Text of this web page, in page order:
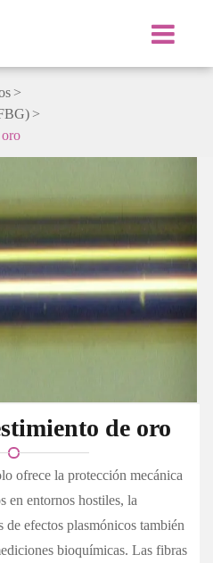
de oro
ofrece la protección mecánica
en entornos hostiles, la
de efectos plasmónicos también
bioquímicas. Las fibras